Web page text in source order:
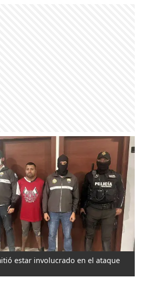
estar involucrado en el ataque